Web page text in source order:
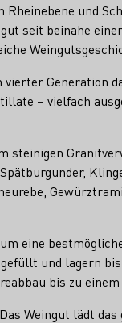
und
seit beinahe
Generation
– vielfach
steinigen
eine
und lagern
bis zu einem
Weingut lädt